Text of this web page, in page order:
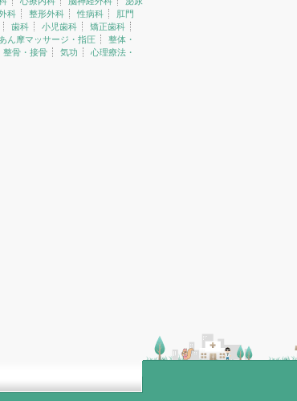
科 整形外科 性病科
肛門
歯科 小児歯科
矯正歯科
あん摩マッサージ・指圧
整体・
整骨・接骨 気功
心理療法・